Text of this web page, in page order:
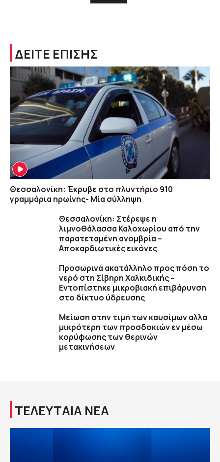
ΔΕΙΤΕ ΕΠΙΣΗΣ
Θεσσαλονίκη: Έκρυβε στο πλυντήριο 910
γραμμάρια ηρωίνης- Μία σύλληψη
Θεσσαλονίκη: Στέρεψε η
λιμνοθάλασσα Καλοχωρίου από την
παρατεταμένη ανομβρία –
Αποκαρδιωτικές εικόνες
Προσωρινά ακατάλληλο προς πόση το
νερό στη Σίβηρη Χαλκιδικής –
Εντοπίστηκε μικροβιακή επιβάρυνση
στο δίκτυο ύδρευσης
Μείωση στην τιμή των καυσίμων αλλά
μικρότερη των προσδοκιών εν μέσω
κορύφωσης των θερινών
μετακινήσεων
ΤΕΛΕΥΤΑΙΑ ΝΕΑ